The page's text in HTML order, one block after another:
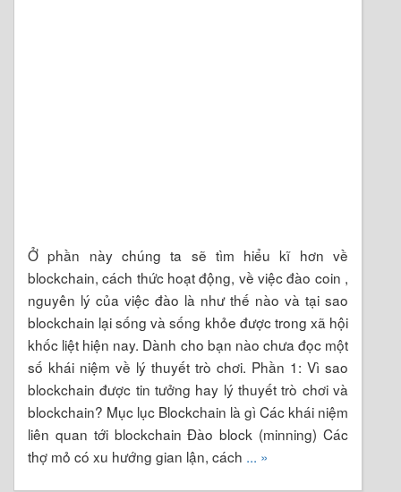
Ở phần này chúng ta sẽ tìm hiểu kĩ hơn về
blockchain, cách thức hoạt động, về việc đào coin ,
nguyên lý của việc đào là như thế nào và tại sao
blockchain lại sống và sống khỏe được trong xã hội
khốc liệt hiện nay. Dành cho bạn nào chưa đọc một
số khái niệm về lý thuyết trò chơi. Phần 1: Vì sao
blockchain được tin tưởng hay lý thuyết trò chơi và
blockchain? Mục lục Blockchain là gì Các khái niệm
liên quan tới blockchain Đào block (minning) Các
thợ mỏ có xu hướng gian lận, cách ... »